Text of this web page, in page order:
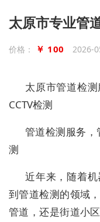
太原市专业管
价格： ￥ 100 2026-
太原市管道检
CCTV检测
管道检测服务，
测
近年来，随着
到管道检测的领域
管道，还是街道小